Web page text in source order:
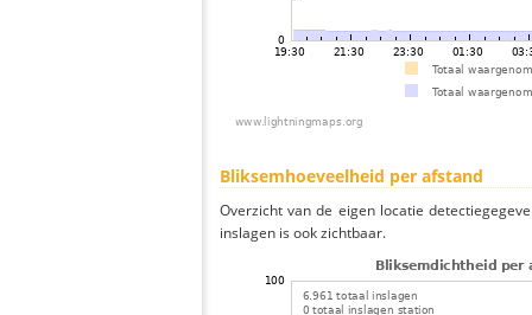
Bliksemhoeveelheid per afstand
Overzicht van de eigen locatie
inslagen is ook zichtbaar.